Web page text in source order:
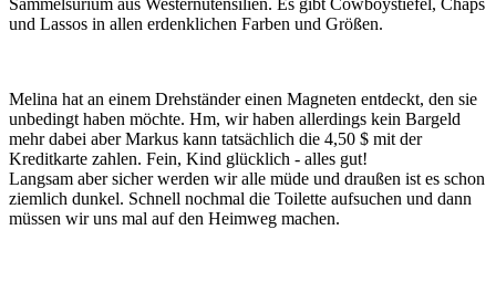
und Lassos in allen erdenklichen Farben und Größen.
Melina hat an einem Drehständer einen Magneten entdeckt, den sie
unbedingt haben möchte. Hm, wir haben allerdings kein Bargeld
mehr dabei aber Markus kann tatsächlich die 4,50 $ mit der
Kreditkarte zahlen. Fein, Kind glücklich - alles gut!
Langsam aber sicher werden wir alle müde und draußen ist es schon
ziemlich dunkel. Schnell nochmal die Toilette aufsuchen und dann
müssen wir uns mal auf den Heimweg machen.